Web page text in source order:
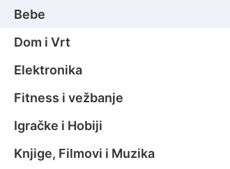
Bebe
Dom i Vrt
Elektronika
Fitness i vežbanje
Igračke i Hobiji
Knjige, Filmovi i Muzika